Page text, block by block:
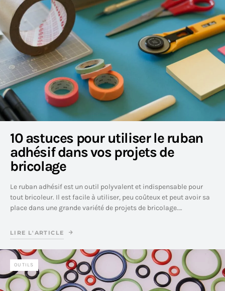
10 astuces pour utiliser le ruban
adhésif dans vos projets de
bricolage
Le ruban adhésif est un outil polyvalent et indispensable pour
tout bricoleur. Il est facile à utiliser, peu coûteux et peut avoir sa
place dans une grande variété de projets de bricolage.…
LIRE L'ARTICLE
OUTILS